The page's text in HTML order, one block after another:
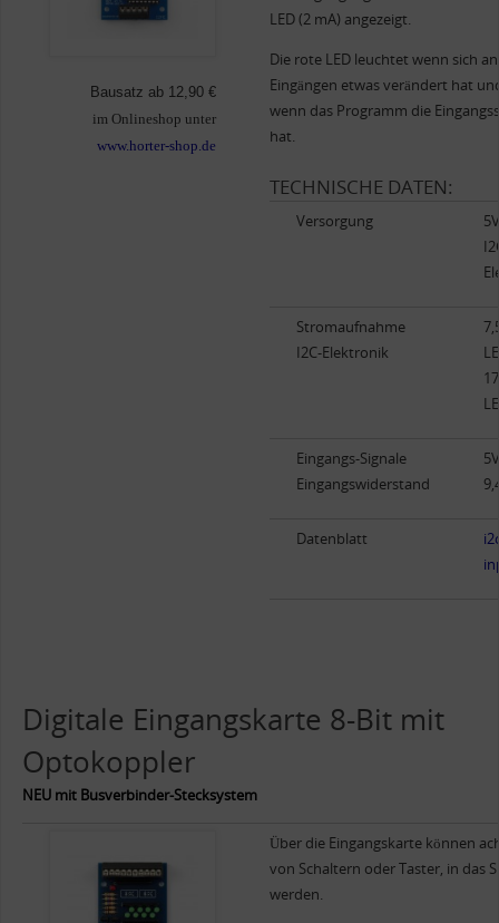
Bausatz ab 12,90 €
im Onlineshop unter
www.horter-shop.de
LED (2 mA) angezeigt.
Die rote LED leuchtet wenn sich
Eingängen etwas verändert hat
wenn das Programm die
hat.
TECHNISCHE DATEN:
Versorgung
Stromaufnahme
I2C-Elektronik
Eingangs-Signale
Eingangswiderstand
Datenblatt
Digitale Eingangskarte 8-Bit mit
Optokoppler
NEU mit Busverbinder-Stecksystem
Über die Eingangskarte können
von Schaltern oder Taster, in das
werden.